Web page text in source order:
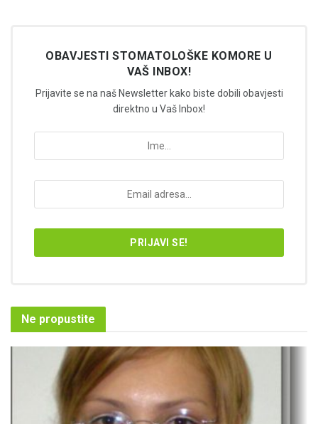
OBAVJESTI STOMATOLOŠKE KOMORE U
VAŠ INBOX!
Prijavite se na naš Newsletter kako biste dobili obavjesti
direktno u Vaš Inbox!
Ne propustite